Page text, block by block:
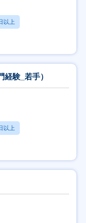
以上
験_若手）
以上